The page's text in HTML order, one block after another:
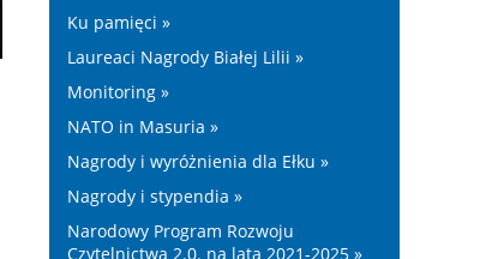
Ku pamięci »
Laureaci Nagrody Białej Lilii »
Monitoring »
NATO in Masuria »
Nagrody i wyróżnienia dla Ełku »
Nagrody i stypendia »
Narodowy Program Rozwoju
Czytelnictwa 2.0. na lata 2021-2025 »